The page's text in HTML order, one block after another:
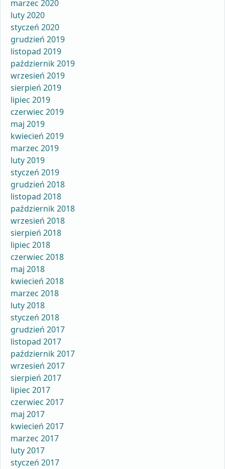
marzec 2020
luty 2020
styczeń 2020
grudzień 2019
listopad 2019
październik 2019
wrzesień 2019
sierpień 2019
lipiec 2019
czerwiec 2019
maj 2019
kwiecień 2019
marzec 2019
luty 2019
styczeń 2019
grudzień 2018
listopad 2018
październik 2018
wrzesień 2018
sierpień 2018
lipiec 2018
czerwiec 2018
maj 2018
kwiecień 2018
marzec 2018
luty 2018
styczeń 2018
grudzień 2017
listopad 2017
październik 2017
wrzesień 2017
sierpień 2017
lipiec 2017
czerwiec 2017
maj 2017
kwiecień 2017
marzec 2017
luty 2017
styczeń 2017